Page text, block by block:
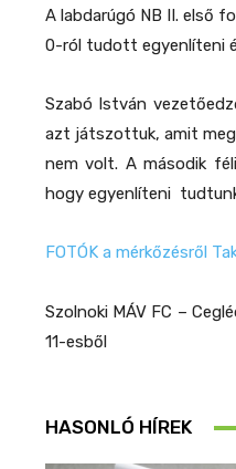
A labdarúgó NB II. első
0-ról tudott egyenlíteni
Szabó István
azt játszottuk, amit
nem volt. A második
hogy egyenlíteni
FOTÓK a mérkőzésről
Szolnoki MÁV FC –
11-esből
HASONLÓ HÍREK